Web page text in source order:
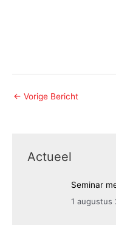
← Vorige Bericht
Actueel
Seminar
1 augustus